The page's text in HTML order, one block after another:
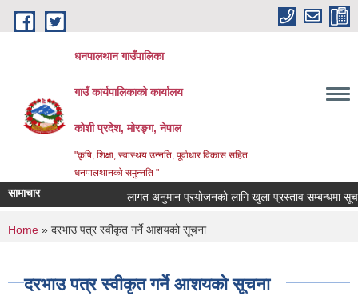
Skip to main content
धनपालथान गाउँपालिका
गाउँ कार्यपालिकाको कार्यालय
कोशी प्रदेश, मोरङ्ग, नेपाल
"कृषि, शिक्षा, स्वास्थय उन्नति, पूर्वाधार विकास सहित
धनपालथानको समुन्नति "
सामाचार लागत अनुमान प्रयोजनको लागि खुला प्रस्ताव सम्बन्धमा
You are here
Home » दरभाउ पत्र स्वीकृत गर्ने आशयको सूचना
दरभाउ पत्र स्वीकृत गर्ने आशयको सूचना